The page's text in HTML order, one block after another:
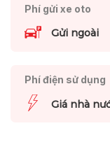
Phí gửi xe oto
Gửi ngoài
Phí điện sử dụng
Giá nhà